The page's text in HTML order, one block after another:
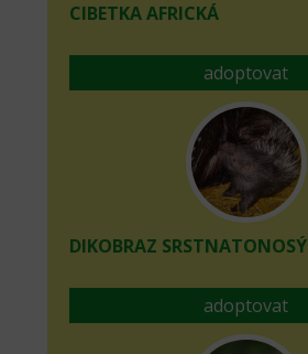
CIBETKA AFRICKÁ
adoptovat
DIKOBRAZ SRSTNATONOSÝ
adoptovat